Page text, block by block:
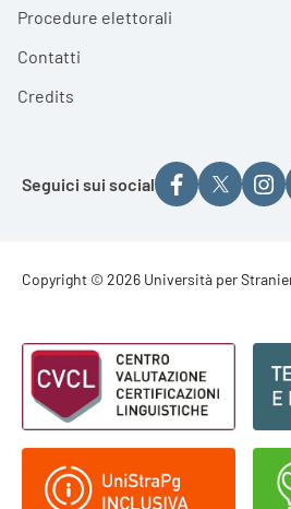
Procedure elettorali
Contatti
Credits
Seguici sui social
Footer -
Copyright © 2026 Università per
Footer - Loghi